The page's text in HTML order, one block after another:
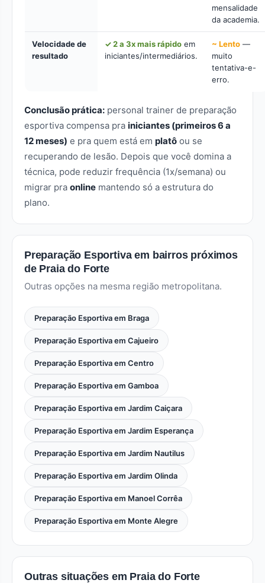
mensalidade
da academia.
Velocidade de
resultado
✓ 2 a 3x mais rápido em
iniciantes/intermediários.
~ Lento —
muito
tentativa-e-
erro.
Conclusão prática: personal trainer de preparação
esportiva compensa pra iniciantes (primeiros 6 a
12 meses) e pra quem está em platô ou se
recuperando de lesão. Depois que você domina a
técnica, pode reduzir frequência (1x/semana) ou
migrar pra online mantendo só a estrutura do
plano.
Preparação Esportiva em bairros próximos
de Praia do Forte
Outras opções na mesma região metropolitana.
Preparação Esportiva em Braga
Preparação Esportiva em Cajueiro
Preparação Esportiva em Centro
Preparação Esportiva em Gamboa
Preparação Esportiva em Jardim Caiçara
Preparação Esportiva em Jardim Esperança
Preparação Esportiva em Jardim Nautilus
Preparação Esportiva em Jardim Olinda
Preparação Esportiva em Manoel Corrêa
Preparação Esportiva em Monte Alegre
Outras situações em Praia do Forte